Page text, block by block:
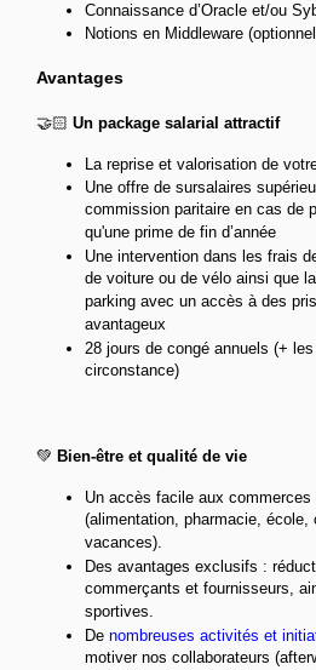
Connaissance d’Oracle et/ou
Notions en Middleware
Avantages
🤝🏻 Un package salarial attractif
La reprise et valorisation de
Une offre de sursalaires
commission paritaire en cas de
qu'une prime de fin d’année
Une intervention dans les frais
de voiture ou de vélo ainsi que
parking avec un accès à des
avantageux
28 jours de congé annuels (+
circonstance)
💚 Bien-être et qualité de vie
Un accès facile aux
(alimentation, pharmacie, école,
vacances).
Des avantages exclusifs :
commerçants et fournisseurs,
sportives.
De nombreuses activités et
motiver nos collaborateurs